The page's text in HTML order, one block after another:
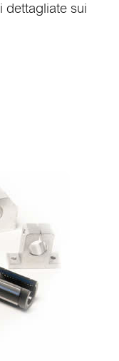
dettagliate sui